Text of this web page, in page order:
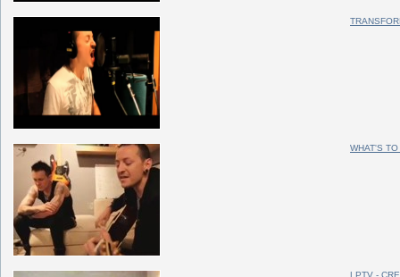
WHAT'S
LPTV -